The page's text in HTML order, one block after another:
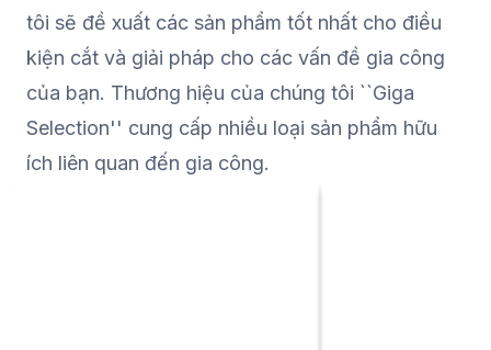
tôi sẽ đề xuất các sản phẩm tốt nhất cho điều
kiện cắt và giải pháp cho các vấn đề gia công
của bạn. Thương hiệu của chúng tôi ``Giga
Selection'' cung cấp nhiều loại sản phẩm hữu
ích liên quan đến gia công.